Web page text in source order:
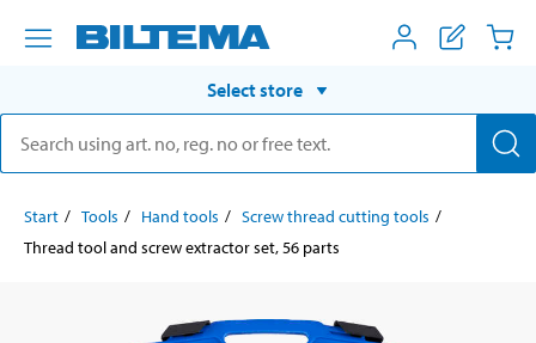
Select store
Start Tools Hand tools
Screw thread cutting tools
Thread tool and screw extractor set, 56 parts